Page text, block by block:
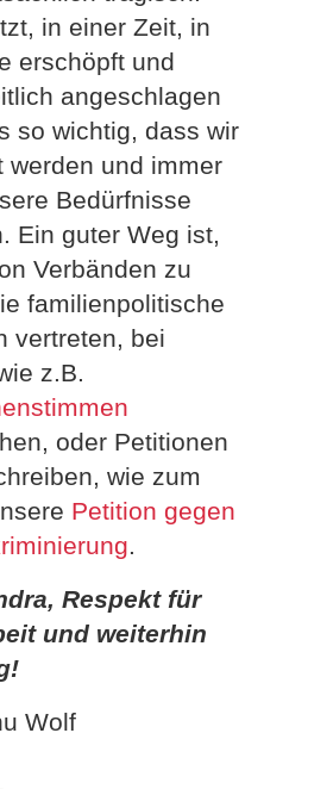
in einer Zeit, in
erschöpft und
angeschlagen
so wichtig, dass wir
werden und immer
Bedürfnisse
Ein guter Weg ist,
Verbänden zu
familienpolitische
vertreten, bei
z.B.
oder Petitionen
wie zum
Petition gegen
.
Respekt für
und weiterhin
Wolf